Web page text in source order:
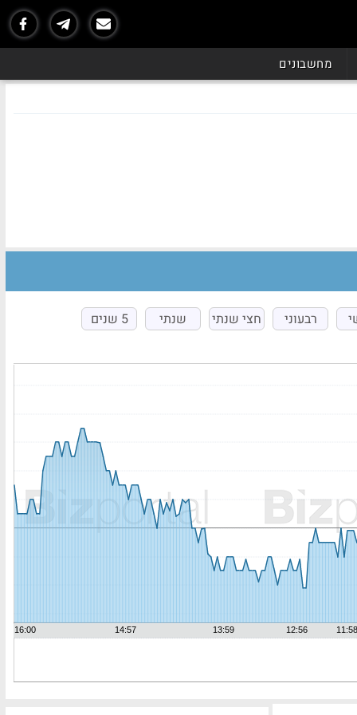
מחשבונים
רבעוני חצי שנתי שנתי 5 שנים